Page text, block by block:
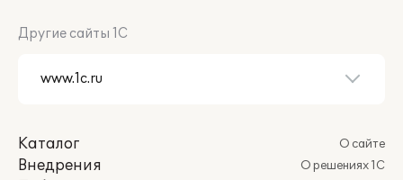
Другие сайты 1С
Каталог
Внедрения
О сайте
О решениях 1С